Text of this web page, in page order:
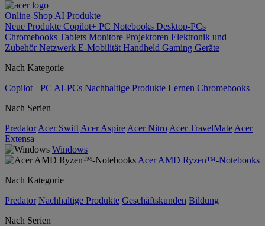
Online-Shop AI Produkte
Neue Produkte Copilot+ PC Notebooks Desktop-PCs
Chromebooks Tablets Monitore Projektoren Elektronik und
ZubehörNetzwerk E-Mobilität Handheld Gaming Geräte
Nach Kategorie
Copilot+ PC AI-PCs Nachhaltige Produkte Lernen Chromebooks
Nach Serien
Predator Acer Swift Acer Aspire Acer Nitro Acer TravelMate Acer
Extensa
Windows
Acer AMD Ryzen™-Notebooks
Nach Kategorie
Predator Nachhaltige Produkte Geschäftskunden Bildung
Nach Serien